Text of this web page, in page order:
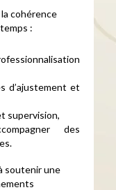
cohérence
:
d’ajustement et
supervision,
des
soutenir une